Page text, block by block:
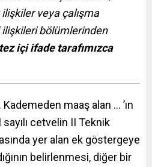
veya çalışma
bölümlerinden
içi ifade tarafımızca
maaş alan … ’ın
sayılı cetvelin II Teknik
yer alan ek göstergeye
belirlenmesi, diğer bir